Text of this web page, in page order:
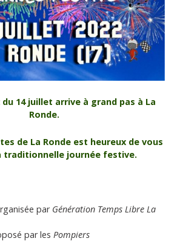
du 14 juillet arrive à grand pas à La
Ronde.
de La Ronde est heureux de vous
traditionnelle journée festive.
par Génération Temps Libre La
par les Pompiers